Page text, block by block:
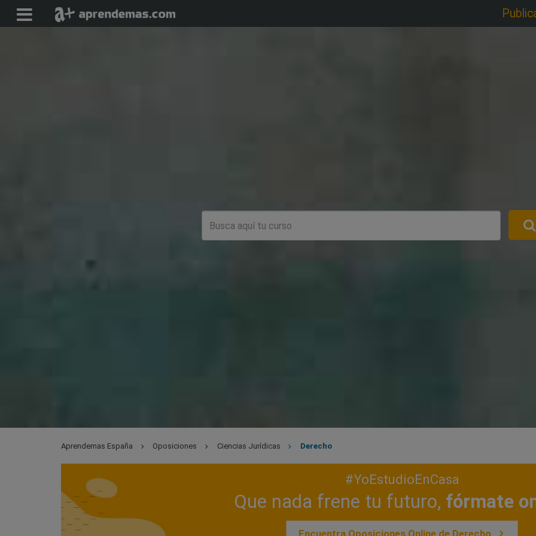
Aprendemas España Oposiciones Ciencias Jurídicas Derecho
#YoEstudioEnCasa
Que nada frene tu futuro, fórmate
Encuentra Oposiciones Online de Derecho